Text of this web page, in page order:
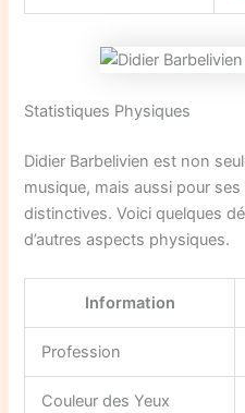
Statistiques Physiques
Didier Barbelivien est non
musique, mais aussi pour
distinctives. Voici quelques
d’autres aspects physiques.
Information
Profession
Couleur des Yeux